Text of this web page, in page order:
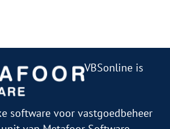
VBSonline is
software voor vastgoedbeheer